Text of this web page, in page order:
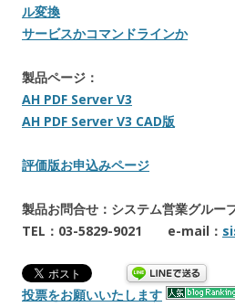
ル変換
サービスかコマンドラインか
製品ページ：
AH PDF Server V3
AH PDF Server V3 CAD版
評価版お申込みページ
製品お問合せ：システム営業グルー
TEL：03-5829-9021 e-mail：
投票をお願いいたします